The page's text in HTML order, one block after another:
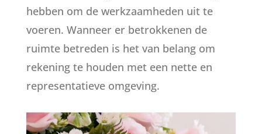
hebben om de werkzaamheden uit te
voeren. Wanneer er betrokkenen de
ruimte betreden is het van belang om
rekening te houden met een nette en
representatieve omgeving.